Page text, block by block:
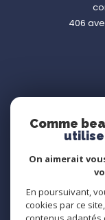
406
Comme
On aimerait
En poursuivant,
cookies par ce